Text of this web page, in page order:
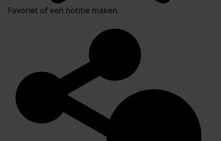
Favoriet of een notitie maken